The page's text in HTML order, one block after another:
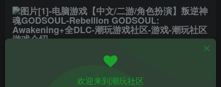
游戏介绍
《叛逆神魂》是个买断制、【轻赛博x魔幻现实】题材，
剧情、打牌、恋爱RPG游戏。这一次的青春，不再向现
欢迎来到潮玩社区